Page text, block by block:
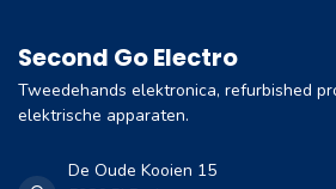
Second Go Electro
Tweedehands elektronica, refurbished
elektrische apparaten.
De Oude Kooien 15